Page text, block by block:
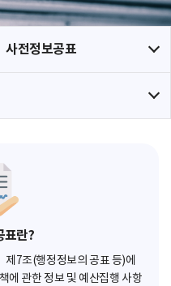
사전정보공표
표란?
제7조(행정정보의 공표 등)에
에 관한 정보 및 예산집행 사항